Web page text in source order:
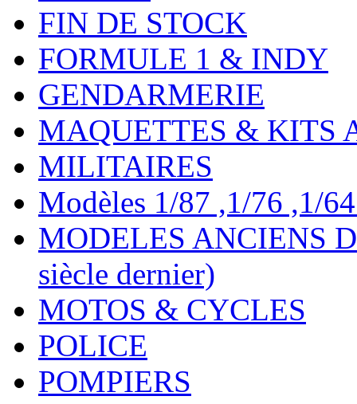
FIN DE STOCK
FORMULE 1 & INDY
GENDARMERIE
MAQUETTES & KITS
MILITAIRES
Modèles 1/87 ,1/76 ,1/
MODELES ANCIENS
siècle dernier)
MOTOS & CYCLES
POLICE
POMPIERS